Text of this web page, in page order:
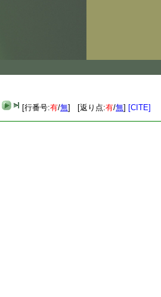
[行番号:有/無] [返り点:有/無] [CITE]